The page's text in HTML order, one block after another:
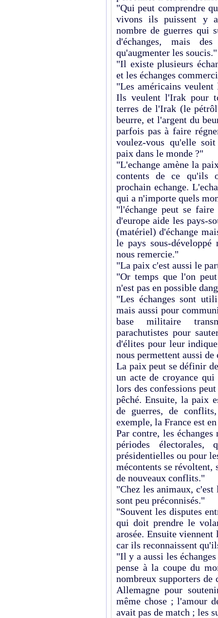
"Qui peut comprendre
vivons ils puissent y
nombre de guerres qui
d'échanges, mais
qu'augmenter les soucis."
"Il existe plusieurs
et les échanges
"Les américains
Ils veulent l'Irak pour
terres de l'Irak (le
beurre, et l'argent du
parfois pas à faire
voulez-vous qu'elle
paix dans le monde ?"
"L'echange amène la
contents de ce qu'ils
prochain echange.
qui a n'importe quels
"l'échange peut se
d'europe aide les pays-
(matériel) d'échange
le pays sous-
nous remercie."
"La paix c'est aussi le
"Or temps que l'on
n'est pas en possible
"Les échanges sont
mais aussi pour
base militaire
parachutistes pour
d'élites pour leur
nous permettent aussi
La paix peut se définir
un acte de croyance
lors des confessions
pêché. Ensuite, la paix
de guerres, de
exemple, la France est
Par contre, les
périodes
présidentielles ou pour
mécontents se révoltent,
de nouveaux conflits."
"Chez les animaux,
sont peu préconnisés."
"Souvent les disputes
qui doit prendre le
arosée. Ensuite viennent
car ils reconnaissent
"Il y a aussi les
pense à la coupe du
nombreux supporters de
Allemagne pour
même chose ; l'amour
avait pas de match ; les